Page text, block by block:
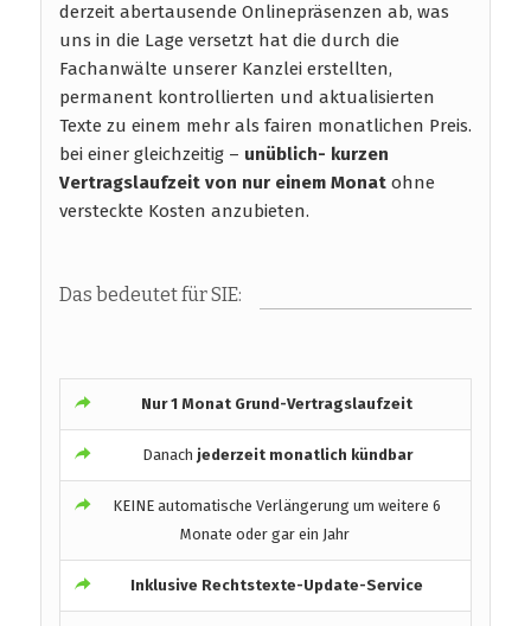
derzeit abertausende Onlinepräsenzen ab, was
uns in die Lage versetzt hat die durch die
Fachanwälte unserer Kanzlei erstellten,
permanent kontrollierten und aktualisierten
Texte zu einem mehr als fairen monatlichen Preis.
bei einer gleichzeitig – unüblich- kurzen
Vertragslaufzeit von nur einem Monat ohne
versteckte Kosten anzubieten.
Das bedeutet für SIE:
Nur 1 Monat Grund-Vertragslaufzeit
Danach jederzeit monatlich kündbar
KEINE automatische Verlängerung um weitere 6
Monate oder gar ein Jahr
Inklusive Rechtstexte-Update-Service